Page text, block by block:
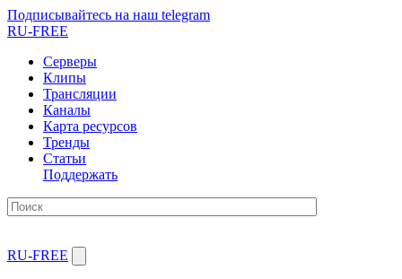
Подписывайтесь на наш telegram
RU-FREE
Серверы
Клипы
Трансляции
Каналы
Карта ресурсов
Тренды
Статьи
Поддержать
RU-FREE